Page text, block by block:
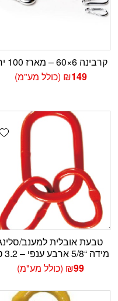
קרבינה 6×60 – מארז 100 יח’
₪149 (כולל מע"מ)
טבעת אובלית למענב/
מידה “5/8 ארבע ענפי – 3.2 טון
₪99 (כולל מע"מ)